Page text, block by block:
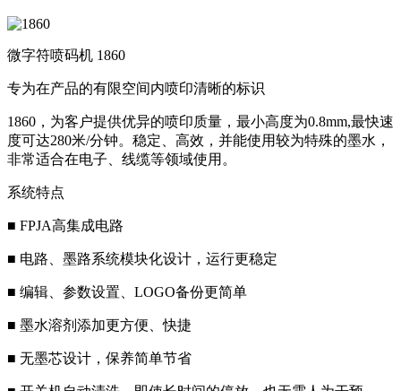
微字符喷码机 1860
专为在产品的有限空间内喷印清晰的标识
1860，为客户提供优异的喷印质量，最小高度为0.8mm,最快速
度可达280米/分钟。稳定、高效，并能使用较为特殊的墨水，
非常适合在电子、线缆等领域使用。
系统特点
■ FPJA高集成电路
■ 电路、墨路系统模块化设计，运行更稳定
■ 编辑、参数设置、LOGO备份更简单
■ 墨水溶剂添加更方便、快捷
■ 无墨芯设计，保养简单节省